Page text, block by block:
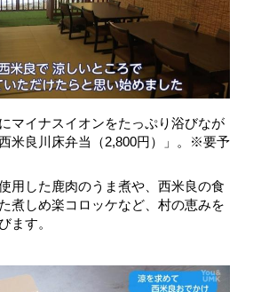
マイナスイオンをたっぷり浴びなが
米良川床弁当（2,800円）」。※要予
用した鹿肉のうま煮や、西米良の食
煮しめ楽コロッケなど、村の恵みを
ます。